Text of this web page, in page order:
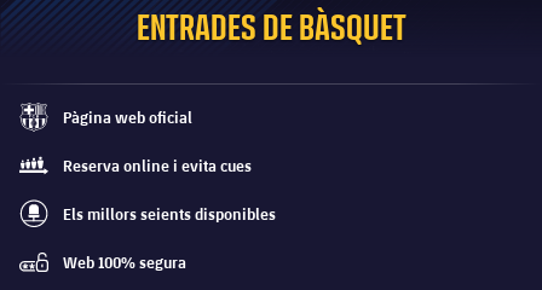
PLUSICON
MÉS
Primer equip
Actualitat
Barça Atlètic
plusicon
més
ENTRADES DE BÀSQUET
barca-monochrome
Pàgina web oficial
queue
Reserva online i evita cues
best-seats-regular
Els millors seients disponibles
password
Web 100% segura